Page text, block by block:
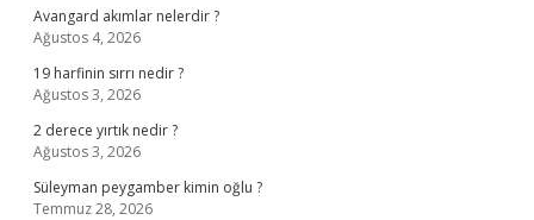
Avangard akımlar nelerdir ?
Ağustos 4, 2026
19 harfinin sırrı nedir ?
Ağustos 3, 2026
2 derece yırtık nedir ?
Ağustos 3, 2026
Süleyman peygamber kimin oğlu ?
Temmuz 28, 2026